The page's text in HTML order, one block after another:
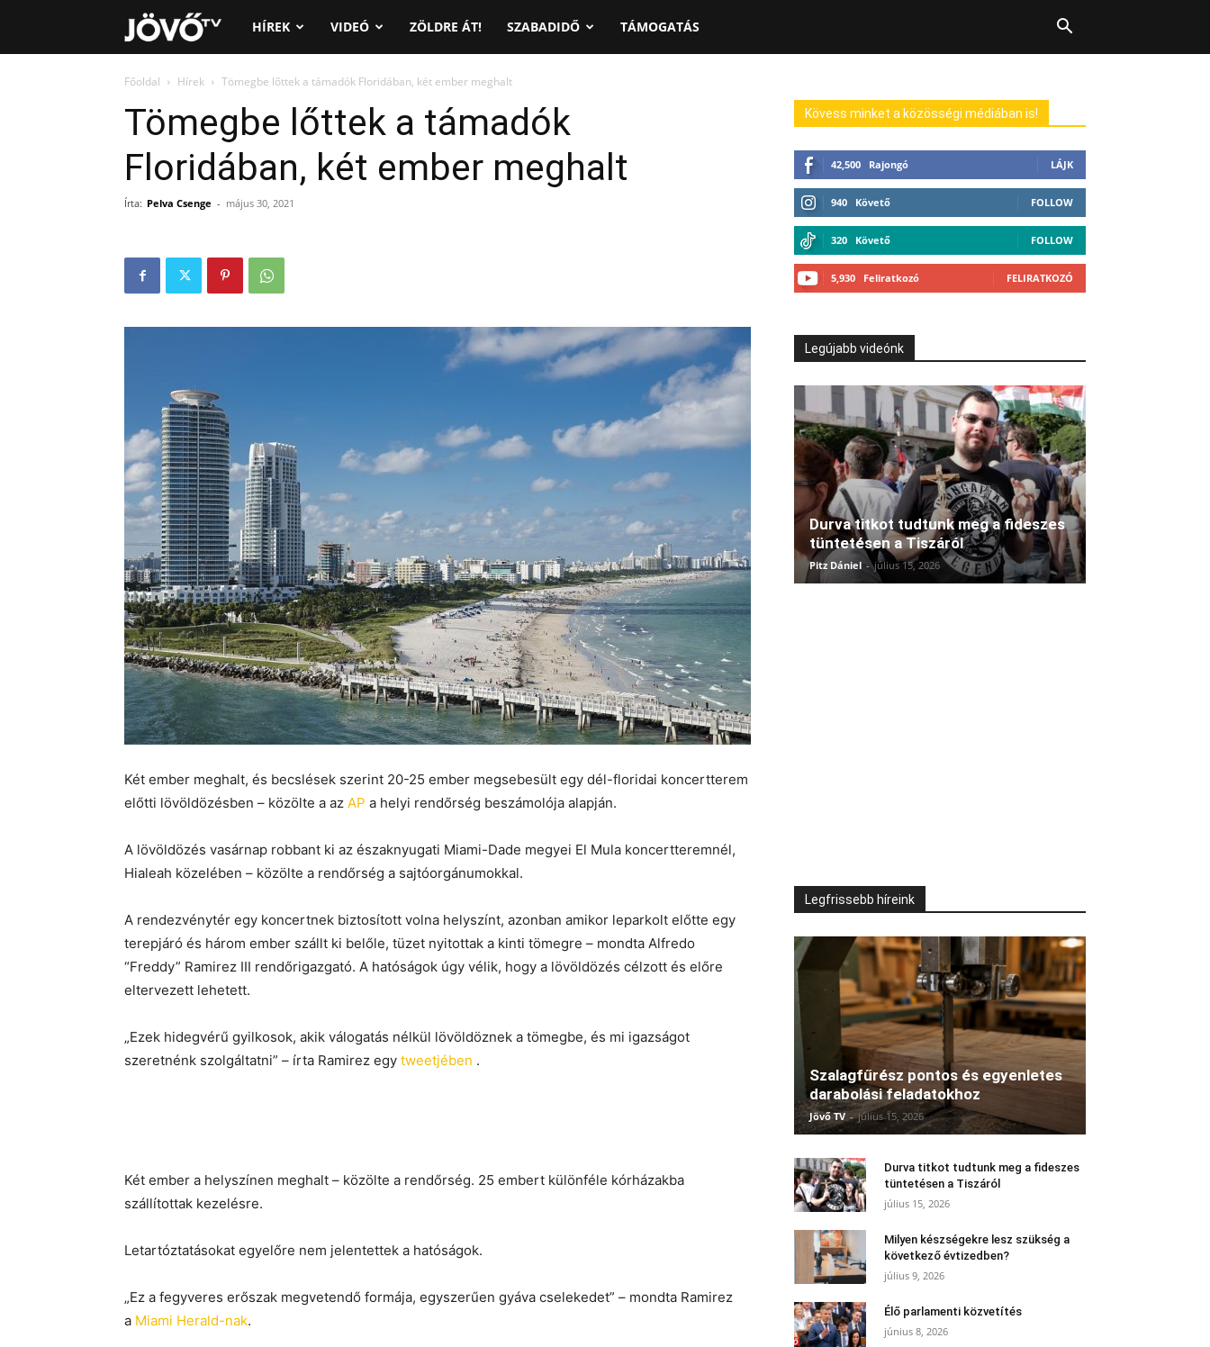
Jövő
TV
HÍREK VIDEÓ ZÖLDRE ÁT! SZABADIDŐ TÁMOGATÁS
Főoldal Hírek Tömegbe lőttek a támadók Floridában, két ember meghalt
Tömegbe lőttek a támadók
Floridában, két ember meghalt
Írta: Pelva Csenge - május 30, 2021
Két ember meghalt, és becslések szerint 20-25 ember megsebesült egy dél-floridai koncertterem
előtti lövöldözésben – közölte a az AP a helyi rendőrség beszámolója alapján.
A lövöldözés vasárnap robbant ki az északnyugati Miami-Dade megyei El Mula koncertteremnél,
Hialeah közelében – közölte a rendőrség a sajtóorgánumokkal.
A rendezvénytér egy koncertnek biztosított volna helyszínt, azonban amikor leparkolt előtte egy
terepjáró és három ember szállt ki belőle, tüzet nyitottak a kinti tömegre – mondta Alfredo
“Freddy” Ramirez III rendőrigazgató. A hatóságok úgy vélik, hogy a lövöldözés célzott és előre
eltervezett lehetett.
„Ezek hidegvérű gyilkosok, akik válogatás nélkül lövöldöznek a tömegbe, és mi igazságot
szeretnénk szolgáltatni” – írta Ramirez egy tweetjében .
Két ember a helyszínen meghalt – közölte a rendőrség. 25 embert különféle kórházakba
szállítottak kezelésre.
Letartóztatásokat egyelőre nem jelentettek a hatóságok.
„Ez a fegyveres erőszak megvetendő formája, egyszerűen gyáva cselekedet” – mondta Ramirez
a Miami Herald-nak.
Kövess minket a közösségi médiában is!
42,500 Rajongó LÁJK
940 Követő FOLLOW
320 Követő FOLLOW
5,930 Feliratkozó FELIRATKOZÓ
Legújabb videónk
Durva titkot tudtunk meg a fideszes
tüntetésen a Tiszáról
Pitz Dániel - július 15, 2026
Legfrissebb híreink
Szalagfűrész pontos és egyenletes
darabolási feladatokhoz
Jövő TV - július 15, 2026
Durva titkot tudtunk meg a fideszes
tüntetésen a Tiszáról
július 15, 2026
Milyen készségekre lesz szükség a
következő évtizedben?
július 9, 2026
Élő parlamenti közvetítés
június 8, 2026